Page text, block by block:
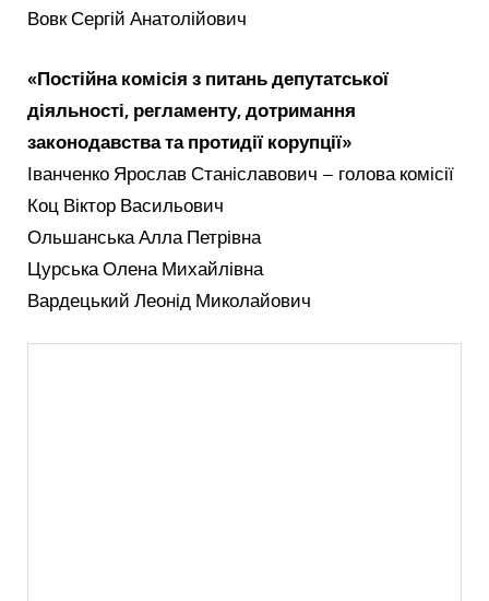
Вовк Сергій Анатолійович
«Постійна комісія з питань депутатської
діяльності, регламенту, дотримання
законодавства та протидії корупції»
Іванченко Ярослав Станіславович – голова комісії
Коц Віктор Васильович
Ольшанська Алла Петрівна
Цурська Олена Михайлівна
Вардецький Леонід Миколайович